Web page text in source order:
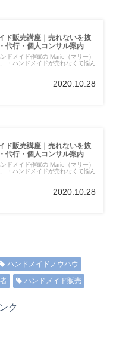
ド販売講座｜売れないを抜
代行・個人コンサル案内
ドメイド作家の Marie（マリー）
・ハンドメイドが売れなくて悩ん
2020.10.28
ド販売講座｜売れないを抜
代行・個人コンサル案内
ドメイド作家の Marie（マリー）
・ハンドメイドが売れなくて悩ん
2020.10.28
ハンドメイドノウハウ
ハンドメイド販売
ク